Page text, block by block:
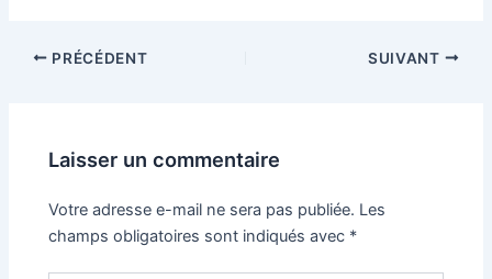
PRÉCÉDENT SUIVANT
Laisser un commentaire
Votre adresse e-mail ne sera pas publiée. Les
champs obligatoires sont indiqués avec *